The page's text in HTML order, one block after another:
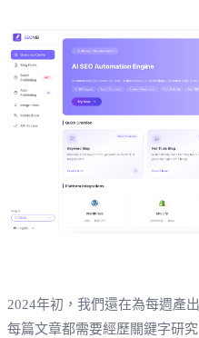
2024年初，我們還在為每週產
每篇文章都需要經歷關鍵字研